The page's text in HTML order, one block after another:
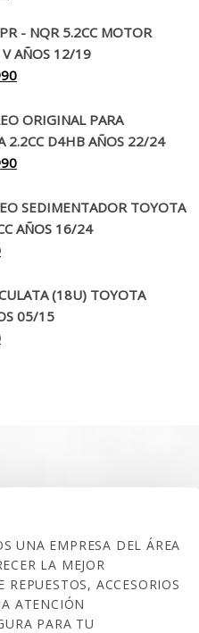
actual
es:
$94.990.
- NQR 5.2CC MOTOR
AÑOS 12/19
El
actual
es:
$519.990.
ORIGINAL PARA
2.2CC D4HB AÑOS 22/24
El
actual
es:
SEDIMENTADOR TOYOTA
AÑOS 16/24
El
actual
es:
$17.990.
(18U) TOYOTA
05/15
El
UNA EMPRESA DEL ÁREA
LA MEJOR
ACCESORIOS
ATENCIÓN
PARA TU